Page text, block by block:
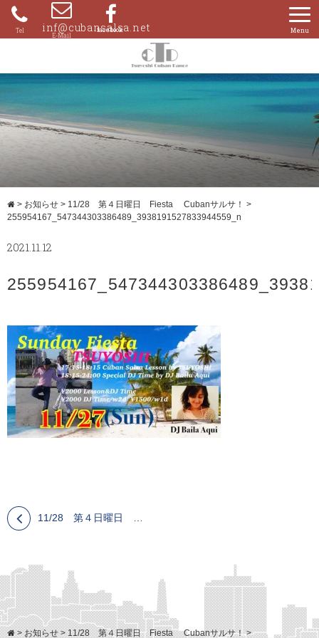
Skip
content
080- inf@cubansalsa.net
> お知らせ > 11/28 第４日曜日 Fiesta Cubanサルサ！
>
255954167_547344303386489_3938191527833944559_n
2021.11.12
11/28 第４日曜日 Fiesta Cubanサルサ！
>お知らせ>11/28 第４日曜日 Fiesta Cubanサルサ！>